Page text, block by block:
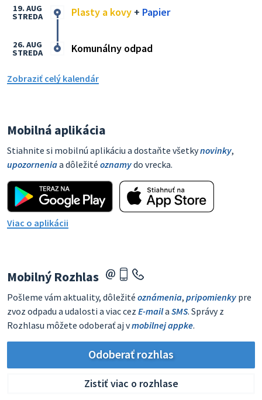
Plasty a kovy + Papier
19. AUG
STREDA
Komunálny odpad
26. AUG
STREDA
Zobraziť celý kalendár
Mobilná aplikácia
Stiahnite si mobilnú aplikáciu a dostaňte všetkynovinky,
upozorneniaa dôležité oznamydo vrecka.
Viac o aplikácii
Mobilný Rozhlas
Pošleme vám aktuality, dôležité oznámenia, pripomienky pre
zvoz odpadu a udalosti a viac cez E-maila SMS. Správy z
Rozhlasu môžete odoberať aj vmobilnej appke.
Odoberať rozhlas
Zistiť viac o rozhlase